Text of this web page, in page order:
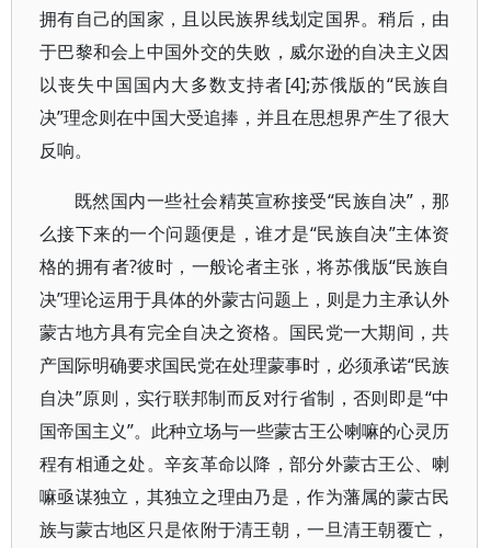
拥有自己的国家，且以民族界线划定国界。稍后，由
于巴黎和会上中国外交的失败，威尔逊的自决主义因
以丧失中国国内大多数支持者[4];苏俄版的“民族自
决”理念则在中国大受追捧，并且在思想界产生了很大
反响。
既然国内一些社会精英宣称接受“民族自决”，那
么接下来的一个问题便是，谁才是“民族自决”主体资
格的拥有者?彼时，一般论者主张，将苏俄版“民族自
决”理论运用于具体的外蒙古问题上，则是力主承认外
蒙古地方具有完全自决之资格。国民党一大期间，共
产国际明确要求国民党在处理蒙事时，必须承诺“民族
自决”原则，实行联邦制而反对行省制，否则即是“中
国帝国主义”。此种立场与一些蒙古王公喇嘛的心灵历
程有相通之处。辛亥革命以降，部分外蒙古王公、喇
嘛亟谋独立，其独立之理由乃是，作为藩属的蒙古民
族与蒙古地区只是依附于清王朝，一旦清王朝覆亡，